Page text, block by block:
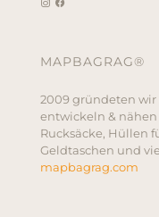
MAPBAGRAG®
2009 gründeten wir
entwickeln &
Rucksäcke, Hüllen
Geldtaschen und
mapbagrag.com